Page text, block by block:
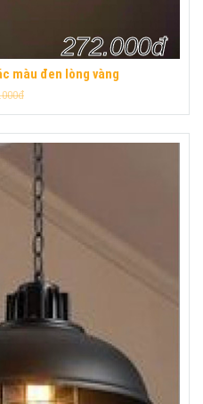
màu đen lòng vàng
272.000đ